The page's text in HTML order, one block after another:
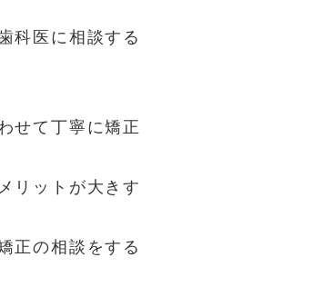
科医に相談する
せて丁寧に矯正
リットが大きす
正の相談をする